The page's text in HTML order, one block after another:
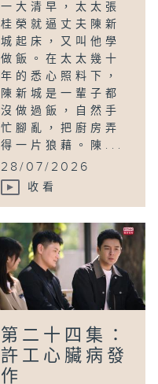
一大清早，太太張
桂榮就逼丈夫陳新
城起床，又叫他學
做飯。在太太幾十
年的悉心照料下，
陳新城是一輩子都
沒做過飯，自然手
忙腳亂，把廚房弄
得一片狼藉。陳...
28/07/2026
收看
第二十四集：
許工心臟病發
作